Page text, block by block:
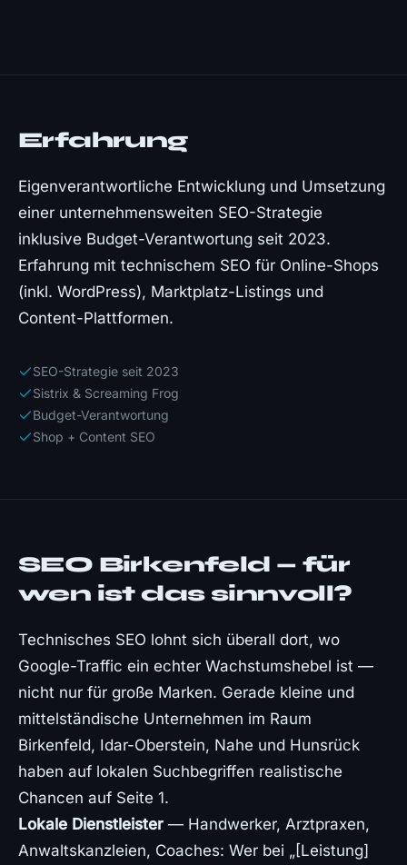
Erfahrung
Eigenverantwortliche Entwicklung und Umsetzung
einer unternehmensweiten SEO-Strategie
inklusive Budget-Verantwortung seit 2023.
Erfahrung mit technischem SEO für Online-Shops
(inkl. WordPress), Marktplatz-Listings und
Content-Plattformen.
SEO-Strategie seit 2023
Sistrix & Screaming Frog
Budget-Verantwortung
Shop + Content SEO
SEO Birkenfeld — für
wen ist das sinnvoll?
Technisches SEO lohnt sich überall dort, wo
Google-Traffic ein echter Wachstumshebel ist —
nicht nur für große Marken. Gerade kleine und
mittelständische Unternehmen im Raum
Birkenfeld, Idar-Oberstein, Nahe und Hunsrück
haben auf lokalen Suchbegriffen realistische
Chancen auf Seite 1.
Lokale Dienstleister — Handwerker, Arztpraxen,
Anwaltskanzleien, Coaches: Wer bei „[Leistung]